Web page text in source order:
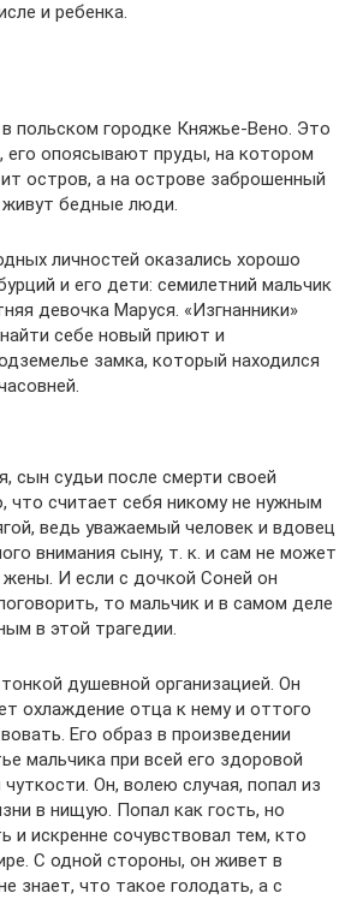
и ребенка.
польском городке Княжье-Вено. Это
его опоясывают пруды, на котором
остров, а на острове заброшенный
бедные люди.
личностей оказались хорошо
и его дети: семилетний мальчик
девочка Маруся. «Изгнанники»
себе новый приют и
замка, который находился
сын судьи после смерти своей
что считает себя никому не нужным
ведь уважаемый человек и вдовец
внимания сыну, т. к. и сам не может
И если с дочкой Соней он
то мальчик и в самом деле
в этой трагедии.
душевной организацией. Он
охлаждение отца к нему и оттого
Его образ в произведении
мальчика при всей его здоровой
Он, волею случая, попал из
в нищую. Попал как гость, но
и искренне сочувствовал тем, кто
С одной стороны, он живет в
знает, что такое голодать, а с